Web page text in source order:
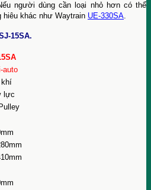
người dùng cần loại nhỏ hơn có thể
khác như Waytrain UE-330SA.
15SA.
auto
lực